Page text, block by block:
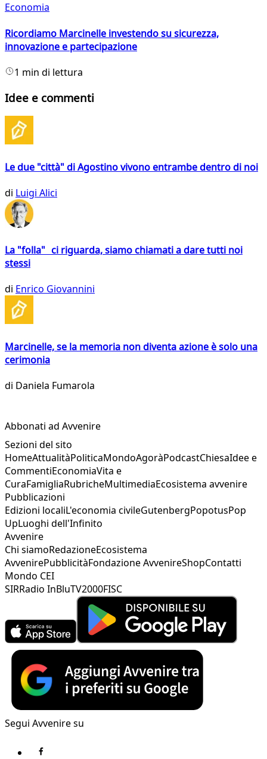
Economia
Ricordiamo Marcinelle investendo su sicurezza,
innovazione e partecipazione
1 min di lettura
Idee e commenti
Le due "città" di Agostino vivono entrambe dentro di noi
di Luigi Alici
La "folla" ci riguarda, siamo chiamati a dare tutti noi
stessi
di Enrico Giovannini
Marcinelle, se la memoria non diventa azione è solo una
cerimonia
di Daniela Fumarola
Abbonati ad Avvenire
Sezioni del sito
HomeAttualitàPoliticaMondoAgoràPodcastChiesaIdee e
CommentiEconomiaVita e
CuraFamigliaRubricheMultimediaEcosistema avvenire
Pubblicazioni
Edizioni localiL'economia civileGutenbergPopotusPop
UpLuoghi dell'Infinito
Avvenire
Chi siamoRedazioneEcosistema
AvvenirePubblicitàFondazione AvvenireShopContatti
Mondo CEI
SIRRadio InBluTV2000FISC
Segui Avvenire su